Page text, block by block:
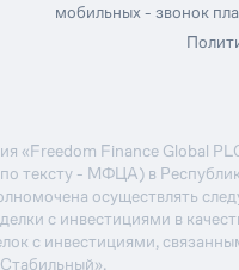
мобильных - звонок
«Freedom Finance Global
тексту - МФЦА) в
осуществлять
с инвестициями в
с инвестициями,